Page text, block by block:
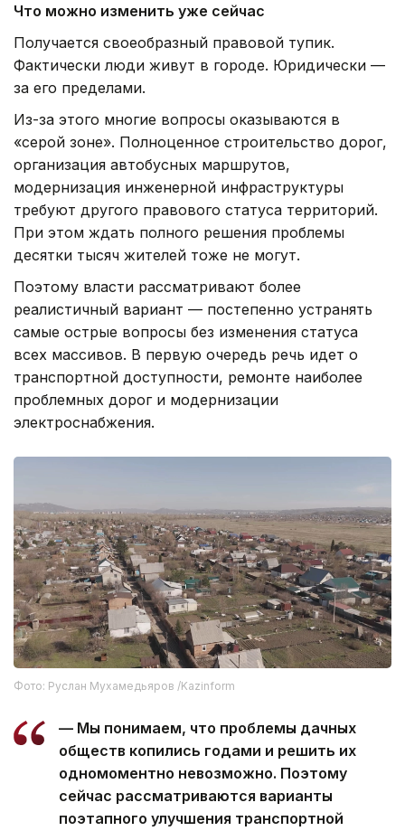
Что можно изменить уже сейчас
Получается своеобразный правовой тупик.
Фактически люди живут в городе. Юридически —
за его пределами.
Из-за этого многие вопросы оказываются в
«серой зоне». Полноценное строительство дорог,
организация автобусных маршрутов,
модернизация инженерной инфраструктуры
требуют другого правового статуса территорий.
При этом ждать полного решения проблемы
десятки тысяч жителей тоже не могут.
Поэтому власти рассматривают более
реалистичный вариант — постепенно устранять
самые острые вопросы без изменения статуса
всех массивов. В первую очередь речь идет о
транспортной доступности, ремонте наиболее
проблемных дорог и модернизации
электроснабжения.
Фото: Руслан Мухамедьяров /Kazinform
— Мы понимаем, что проблемы дачных
обществ копились годами и решить их
одномоментно невозможно. Поэтому
сейчас рассматриваются варианты
поэтапного улучшения транспортной